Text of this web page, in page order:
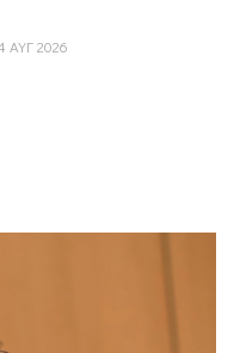
ΑΥΓ 2026